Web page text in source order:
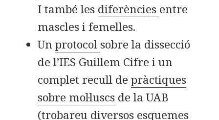
I també les diferències entre
mascles i femelles.
Unprotocolsobre la dissecció
de l’IES Guillem Cifre i un
complet recull depràctiques
sobre mol·luscs de la UAB
(trobareu diversos esquemes